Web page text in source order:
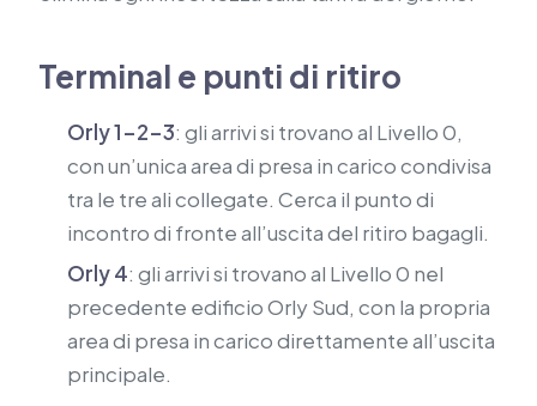
Terminal e punti di ritiro
Orly 1-2-3: gli arrivi si trovano al Livello 0,
con un’unica area di presa in carico condivisa
tra le tre ali collegate. Cerca il punto di
incontro di fronte all’uscita del ritiro bagagli.
Orly 4: gli arrivi si trovano al Livello 0 nel
precedente edificio Orly Sud, con la propria
area di presa in carico direttamente all’uscita
principale.